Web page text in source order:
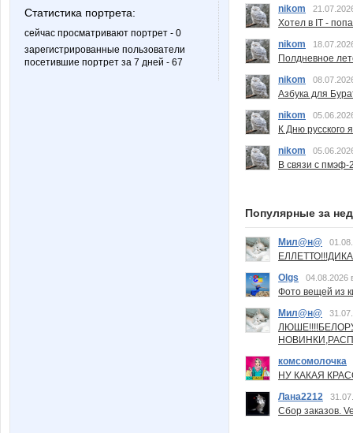
Статистика портрета:
сейчас просматривают портрет - 0
зарегистрированные пользователи
посетившие портрет за 7 дней - 67
nikom
Хотел в IT -
nikom
Полдневное
nikom
Азбука для
nikom
К Дню русского
nikom
В связи с пмэф-
Популярные за
Мил@н@
Olgs
04.08.2026
Фото вещей из
Мил@н@
комсомолочка
НУ КАКАЯ
Лана2212
Сбор заказов.